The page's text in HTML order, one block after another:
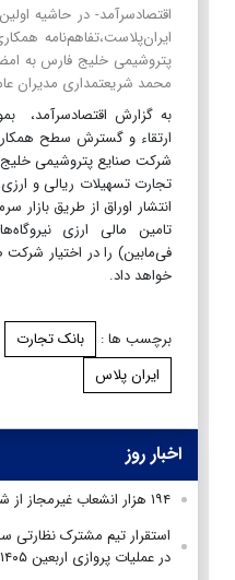
اقتصادسرآمد- در حاشیه
ایران‌پلاست،تفاهم‌نامه
پتروشیمی خلیج فارس به
محمد شریعتمداری مدیران
به گزارش اقتصادسرآمد،
ارتقاء و گسترش سطح
شرکت صنایع پتروشیمی
تجارت تسهیلات ریالی و
انتشار اوراق از طریق بازار
تامین مالی ارزی
فی‌مابین) را در اختیار
خواهد داد.
برچسب ها : بانک تجارت
ایران پلاس
اخبار روز
۱۹۴ هزار انشعاب غیرمجاز از شبکه برق جمع‌آوری شد
استقرار تیم مشترک نظارتی
در عملیات پروازی اربعین ۱۴۰۵